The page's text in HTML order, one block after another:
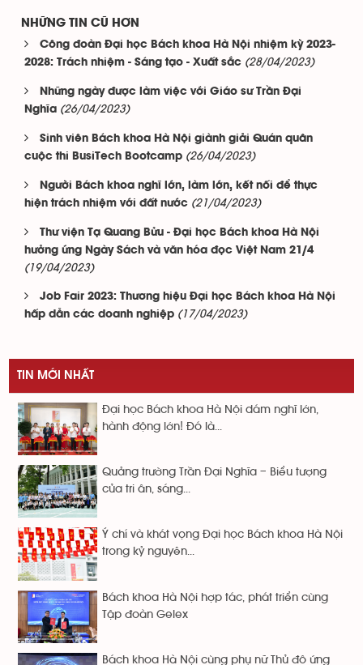
NHỮNG TIN CŨ HƠN
Công đoàn Đại học Bách khoa Hà Nội nhiệm kỳ 2023-
2028: Trách nhiệm - Sáng tạo - Xuất sắc (28/04/2023)
Những ngày được làm việc với Giáo sư Trần Đại
Nghĩa (26/04/2023)
Sinh viên Bách khoa Hà Nội giành giải Quán quân
cuộc thi BusiTech Bootcamp (26/04/2023)
Người Bách khoa nghĩ lớn, làm lớn, kết nối để thực
hiện trách nhiệm với đất nước (21/04/2023)
Thư viện Tạ Quang Bửu - Đại học Bách khoa Hà Nội
hưởng ứng Ngày Sách và văn hóa đọc Việt Nam 21/4
(19/04/2023)
Job Fair 2023: Thương hiệu Đại học Bách khoa Hà Nội
hấp dẫn các doanh nghiệp (17/04/2023)
TIN MỚI NHẤT
Đại học Bách khoa Hà Nội dám nghĩ lớn,
hành động lớn! Đó là...
Quảng trường Trần Đại Nghĩa – Biểu tượng
của tri ân, sáng...
Ý chí và khát vọng Đại học Bách khoa Hà Nội
trong kỷ nguyên...
Bách khoa Hà Nội hợp tác, phát triển cùng
Tập đoàn Gelex
Bách khoa Hà Nội cùng phụ nữ Thủ đô ứng